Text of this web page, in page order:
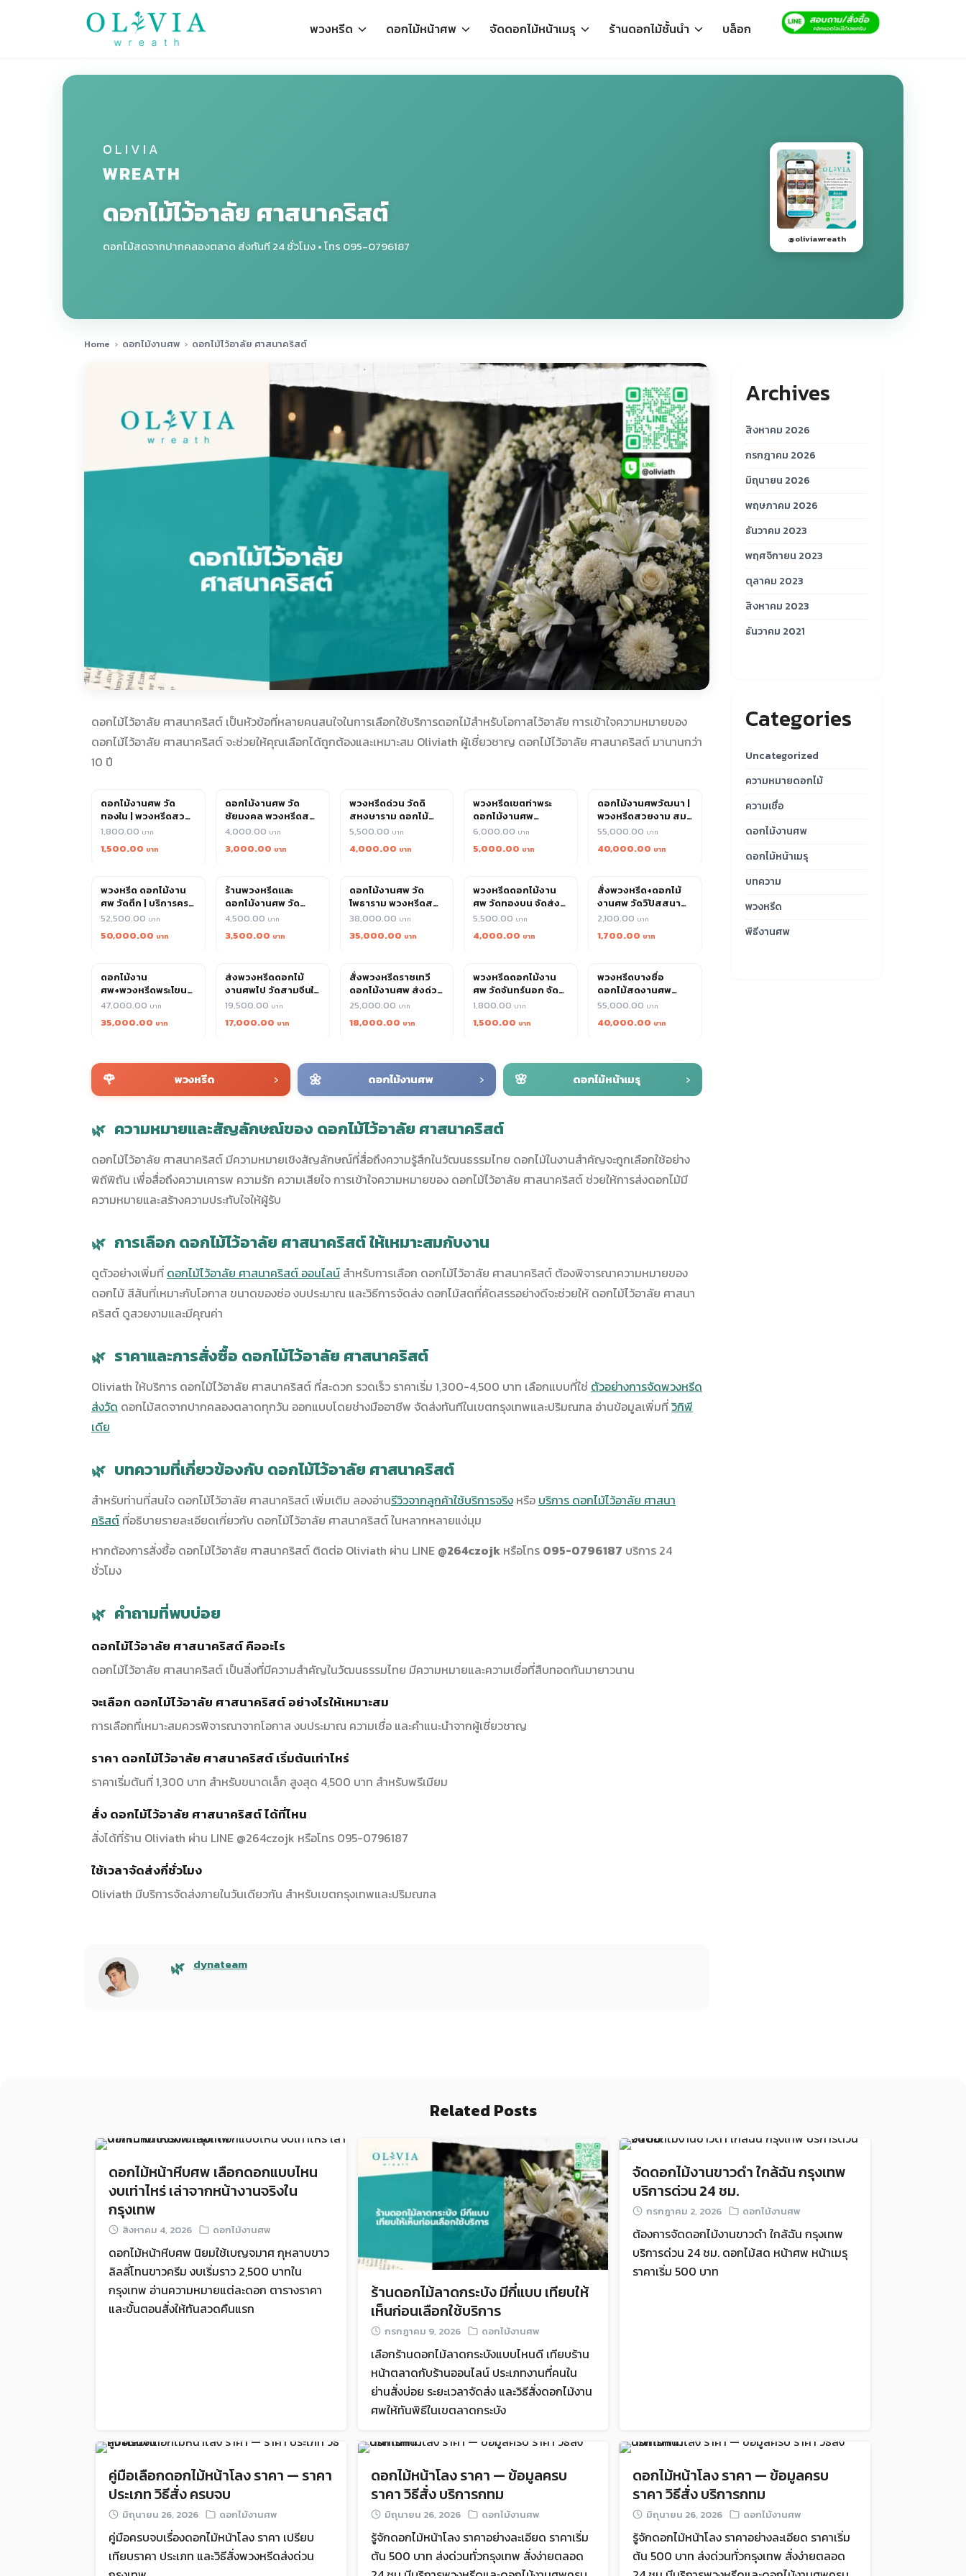
พวงหรีด ดอกไม้หน้าศพ จัดดอกไม้หน้าเมรุ ร้านดอกไม้ชั้นนำ บล็อก
OLIVIA
WREATH
ดอกไม้ไว้อาลัย ศาสนาคริสต์
ดอกไม้สดจากปากคลองตลาด ส่งทันที 24 ชั่วโมง • โทร 095-0796187 @oliviawreath
Home › ดอกไม้งานศพ › ดอกไม้ไว้อาลัย ศาสนาคริสต์
ดอกไม้ไว้อาลัย ศาสนาคริสต์ เป็นหัวข้อที่หลายคนสนใจในการเลือกใช้บริการดอกไม้สำหรับโอกาสไว้อาลัย การเข้าใจความหมายของ
ดอกไม้ไว้อาลัย ศาสนาคริสต์ จะช่วยให้คุณเลือกได้ถูกต้องและเหมาะสม Oliviath ผู้เชี่ยวชาญ ดอกไม้ไว้อาลัย ศาสนาคริสต์ มานานกว่า
10 ปี
ดอกไม้งานศพ วัด
ทองใน | พวงหรีดสวย
จัดส่งโดยทีมมืออาชีพ
1,800.00
1,500.00
ดอกไม้งานศพ วัด
ชัยมงคล พวงหรีดสด
ออกแบบเรียบหรู สั่ง
4,000.00
3,000.00
พวงหรีดด่วน วัดดิ
สหงษาราม ดอกไม้
งานศพ ส่งทันใจ 24
5,500.00
4,000.00
พวงหรีดเขตท่าพระ
ดอกไม้งานศพ
ออกแบบโดยช่างปาก
6,000.00
5,000.00
ดอกไม้งานศพวัฒนา |
พวงหรีดสวยงาม สม
เกียรติ ราคาเริ่ม 1,300
55,000.00
40,000.00
พวงหรีด ดอกไม้งาน
ศพ วัดตึก | บริการครบ
เริ่ม 1,300 พรีเมียม
52,500.00
50,000.00
ร้านพวงหรีดและ
ดอกไม้งานศพ วัด
วชิรธรรมสาธิต
ส่งวันเดียว
4,500.00
3,500.00
ดอกไม้งานศพ วัด
โพธาราม พวงหรีดสด
ออกแบบเรียบหรู สั่ง
38,000.00
35,000.00
พวงหรีดดอกไม้งาน
ศพ วัดทองบน จัดส่ง
วันเดียว รับประกัน
5,500.00
4,000.00
สั่งพวงหรีด+ดอกไม้
งานศพ วัดวิปัสสนา
ส่งด่วนทุกวัน ราคา
2,100.00
1,700.00
ดอกไม้งาน
ศพ+พวงหรีดพระโขนง
บริการมืออาชีพ 15+ ปี
47,000.00
35,000.00
ส่งพวงหรีดดอกไม้
งานศพไป วัดสามจีนใต้
เริ่ม 1,300 พร้อม
19,500.00
17,000.00
สั่งพวงหรีดราชเทวี
ดอกไม้งานศพ ส่งด่วน
24 ชม. รับประกันความ
25,000.00
18,000.00
พวงหรีดดอกไม้งาน
ศพ วัดจันทร์นอก จัด
ส่งวันเดียว รับประกัน
1,800.00
1,500.00
พวงหรีดบางซื่อ
ดอกไม้สดงานศพ
บริการครบ ตอบรับทุก
55,000.00
40,000.00
🌹 พวงหรีด › 🌼 ดอกไม้งานศพ › 🌸 ดอกไม้หน้าเมรุ ›
ความหมายและสัญลักษณ์ของ ดอกไม้ไว้อาลัย ศาสนาคริสต์
ดอกไม้ไว้อาลัย ศาสนาคริสต์ มีความหมายเชิงสัญลักษณ์ที่สื่อถึงความรู้สึกในวัฒนธรรมไทย ดอกไม้ในงานสำคัญจะถูกเลือกใช้อย่าง
พิถีพิถัน เพื่อสื่อถึงความเคารพ ความรัก ความเสียใจ การเข้าใจความหมายของ ดอกไม้ไว้อาลัย ศาสนาคริสต์ ช่วยให้การส่งดอกไม้มี
ความหมายและสร้างความประทับใจให้ผู้รับ
การเลือก ดอกไม้ไว้อาลัย ศาสนาคริสต์ ให้เหมาะสมกับงาน
ดูตัวอย่างเพิ่มที่ ดอกไม้ไว้อาลัย ศาสนาคริสต์ ออนไลน์ สำหรับการเลือก ดอกไม้ไว้อาลัย ศาสนาคริสต์ ต้องพิจารณาความหมายของ
ดอกไม้ สีสันที่เหมาะกับโอกาส ขนาดของช่อ งบประมาณ และวิธีการจัดส่ง ดอกไม้สดที่คัดสรรอย่างดีจะช่วยให้ ดอกไม้ไว้อาลัย ศาสนา
คริสต์ ดูสวยงามและมีคุณค่า
ราคาและการสั่งซื้อ ดอกไม้ไว้อาลัย ศาสนาคริสต์
Oliviath ให้บริการ ดอกไม้ไว้อาลัย ศาสนาคริสต์ ที่สะดวก รวดเร็ว ราคาเริ่ม 1,300-4,500 บาท เลือกแบบที่ใช่ ตัวอย่างการจัดพวงหรีด
ส่งวัด ดอกไม้สดจากปากคลองตลาดทุกวัน ออกแบบโดยช่างมืออาชีพ จัดส่งทันทีในเขตกรุงเทพและปริมณฑล อ่านข้อมูลเพิ่มที่วิกิพี
เดีย
บทความที่เกี่ยวข้องกับ ดอกไม้ไว้อาลัย ศาสนาคริสต์
สำหรับท่านที่สนใจ ดอกไม้ไว้อาลัย ศาสนาคริสต์ เพิ่มเติม ลองอ่านรีวิวจากลูกค้าใช้บริการจริง หรือ บริการ ดอกไม้ไว้อาลัย ศาสนา
คริสต์ ที่อธิบายรายละเอียดเกี่ยวกับ ดอกไม้ไว้อาลัย ศาสนาคริสต์ ในหลากหลายแง่มุม
หากต้องการสั่งซื้อ ดอกไม้ไว้อาลัย ศาสนาคริสต์ ติดต่อ Oliviath ผ่าน LINE @264czojk หรือโทร 095-0796187 บริการ 24
ชั่วโมง
คำถามที่พบบ่อย
ดอกไม้ไว้อาลัย ศาสนาคริสต์ คืออะไร
ดอกไม้ไว้อาลัย ศาสนาคริสต์ เป็นสิ่งที่มีความสำคัญในวัฒนธรรมไทย มีความหมายและความเชื่อที่สืบทอดกันมายาวนาน
จะเลือก ดอกไม้ไว้อาลัย ศาสนาคริสต์ อย่างไรให้เหมาะสม
การเลือกที่เหมาะสมควรพิจารณาจากโอกาส งบประมาณ ความเชื่อ และคำแนะนำจากผู้เชี่ยวชาญ
ราคา ดอกไม้ไว้อาลัย ศาสนาคริสต์ เริ่มต้นเท่าไหร่
ราคาเริ่มต้นที่ 1,300 บาท สำหรับขนาดเล็ก สูงสุด 4,500 บาท สำหรับพรีเมียม
สั่ง ดอกไม้ไว้อาลัย ศาสนาคริสต์ ได้ที่ไหน
สั่งได้ที่ร้าน Oliviath ผ่าน LINE @264czojk หรือโทร 095-0796187
ใช้เวลาจัดส่งกี่ชั่วโมง
Oliviath มีบริการจัดส่งภายในวันเดียวกัน สำหรับเขตกรุงเทพและปริมณฑล
dynateam
Archives
สิงหาคม 2026
กรกฎาคม 2026
มิถุนายน 2026
พฤษภาคม 2026
ธันวาคม 2023
พฤศจิกายน 2023
ตุลาคม 2023
สิงหาคม 2023
ธันวาคม 2021
Categories
Uncategorized
ความหมายดอกไม้
ความเชื่อ
ดอกไม้งานศพ
ดอกไม้หน้าเมรุ
บทความ
พวงหรีด
พิธีงานศพ
Related Posts
ดอกไม้หน้าหีบศพ เลือกดอกแบบไหน
งบเท่าไหร่ เล่าจากหน้างานจริงใน
กรุงเทพ
สิงหาคม 4, 2026 ดอกไม้งานศพ
ดอกไม้หน้าหีบศพ นิยมใช้เบญจมาศ กุหลาบขาว
ลิลลี่โทนขาวครีม งบเริ่มราว 2,500 บาทใน
กรุงเทพ อ่านความหมายแต่ละดอก ตารางราคา
และขั้นตอนสั่งให้ทันสวดคืนแรก
ร้านดอกไม้ลาดกระบัง มีกี่แบบ เทียบให้
เห็นก่อนเลือกใช้บริการ
กรกฎาคม 9, 2026 ดอกไม้งานศพ
เลือกร้านดอกไม้ลาดกระบังแบบไหนดี เทียบร้าน
หน้าตลาดกับร้านออนไลน์ ประเภทงานที่คนใน
ย่านสั่งบ่อย ระยะเวลาจัดส่ง และวิธีสั่งดอกไม้งาน
ศพให้ทันพิธีในเขตลาดกระบัง
จัดดอกไม้งานขาวดำ ใกล้ฉัน กรุงเทพ
บริการด่วน 24 ชม.
กรกฎาคม 2, 2026 ดอกไม้งานศพ
ต้องการจัดดอกไม้งานขาวดำ ใกล้ฉัน กรุงเทพ
บริการด่วน 24 ชม. ดอกไม้สด หน้าศพ หน้าเมรุ
ราคาเริ่ม 500 บาท
คู่มือเลือกดอกไม้หน้าโลง ราคา — ราคา
ประเภท วิธีสั่ง ครบจบ
มิถุนายน 26, 2026 ดอกไม้งานศพ
คู่มือครบจบเรื่องดอกไม้หน้าโลง ราคา เปรียบ
เทียบราคา ประเภท และวิธีสั่งพวงหรีดส่งด่วน
ดอกไม้หน้าโลง ราคา — ข้อมูลครบ
ราคา วิธีสั่ง บริการกทม
มิถุนายน 26, 2026 ดอกไม้งานศพ
รู้จักดอกไม้หน้าโลง ราคาอย่างละเอียด ราคาเริ่ม
ต้น 500 บาท ส่งด่วนทั่วกรุงเทพ สั่งง่ายตลอด
ดอกไม้หน้าโลง ราคา — ข้อมูลครบ
ราคา วิธีสั่ง บริการกทม
มิถุนายน 26, 2026 ดอกไม้งานศพ
รู้จักดอกไม้หน้าโลง ราคาอย่างละเอียด ราคาเริ่ม
ต้น 500 บาท ส่งด่วนทั่วกรุงเทพ สั่งง่ายตลอด